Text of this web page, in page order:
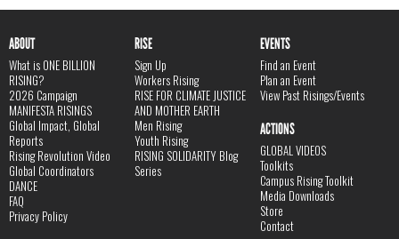
ABOUT
What is ONE BILLION
RISING?
2026 Campaign
MANIFESTA RISINGS
Global Impact, Global
Reports
Rising Revolution Video
Global Coordinators
DANCE
FAQ
Privacy Policy
RISE
Sign Up
Workers Rising
RISE FOR CLIMATE JUSTICE
AND MOTHER EARTH
Men Rising
Youth Rising
RISING SOLIDARITY Blog
Series
EVENTS
Find an Event
Plan an Event
View Past Risings/Events
ACTIONS
GLOBAL VIDEOS
Toolkits
Campus Rising Toolkit
Media Downloads
Store
Contact